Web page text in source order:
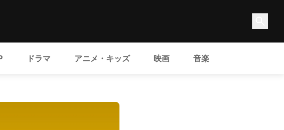
ドラマ アニメ・キッズ 映画 音楽